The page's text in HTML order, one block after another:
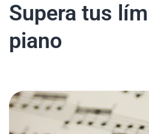
Supera tus
piano